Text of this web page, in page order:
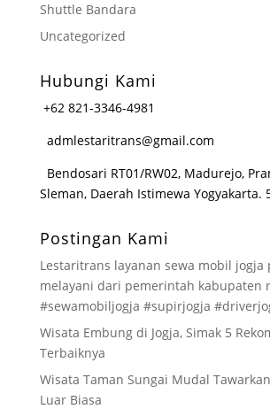
Shuttle Bandara
Uncategorized
Hubungi Kami
+62 821-3346-4981
admlestaritrans@gmail.com
Bendosari RT01/RW02, Madurejo,
Sleman, Daerah Istimewa Yogyakarta.
Postingan Kami
Lestaritrans layanan sewa mobil jogja
melayani dari pemerintah kabupaten
#sewamobiljogja #supirjogja
Wisata Embung di Jogja, Simak 5
Terbaiknya
Wisata Taman Sungai Mudal
Luar Biasa